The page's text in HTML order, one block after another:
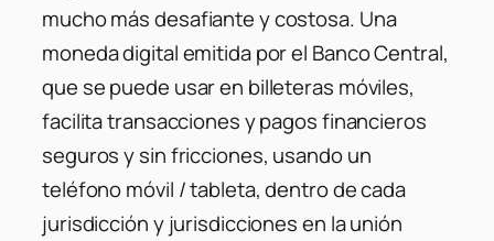
mucho más desafiante y costosa. Una
moneda digital emitida por el Banco Central,
que se puede usar en billeteras móviles,
facilita transacciones y pagos financieros
seguros y sin fricciones, usando un
teléfono móvil / tableta, dentro de cada
jurisdicción y jurisdicciones en la unión